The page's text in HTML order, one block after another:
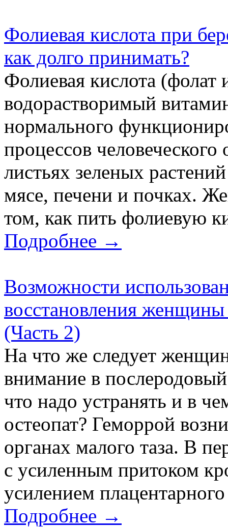
Фолиевая кислота при
как долго принимать?
Фолиевая кислота
водорастворимый
нормального
процессов
листьях зеленых
мясе, печени и почках.
том, как пить фолиевую
Подробнее →
Возможности
восстановления
(Часть 2)
На что же следует
внимание в
что надо устранять и в
остеопат? Геморрой
органах малого таза. В
с усиленным притоком
усилением
Подробнее →